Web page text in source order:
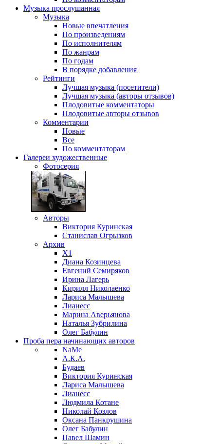
Музыка прослушанная
Музыка
Новые впечатления
По произведениям
По исполнителям
По жанрам
По годам
В порядке добавления
Рейтинги
Лучшая музыка (посетители)
Лучшая музыка (авторы отзывов)
Плодовитые комментаторы
Плодовитые авторы отзывов
Комментарии
Новые
Все
По комментаторам
Галереи художественные
Фотосерия
Авторы
Виктория Куринская
Станислав Огрызков
Архив
X1
Диана Козинцева
Евгений Семиряков
Ирина Лагерь
Кирилл Николаенко
Лариса Малышева
Лианесс
Марина Аверьянова
Наталья Зубрилина
Олег Бабулин
Проба пера начинающих авторов
NaMe
А.К.А.
Будаев
Виктория Куринская
Лариса Малышева
Лианесс
Людмила Котане
Николай Козлов
Оксана Панкрушина
Олег Бабулин
Павел Шамин